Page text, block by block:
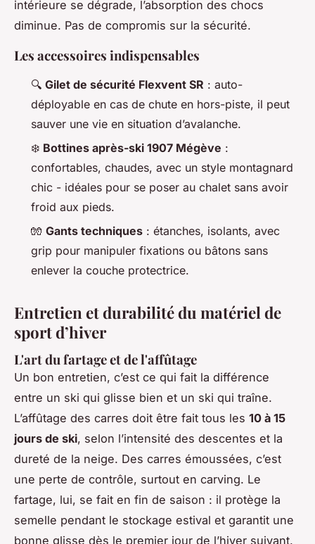
intérieure se dégrade, l’absorption des chocs
diminue. Pas de compromis sur la sécurité.
Les accessoires indispensables
🔍 Gilet de sécurité Flexvent SR : auto-
déployable en cas de chute en hors-piste, il peut
sauver une vie en situation d’avalanche.
❄️ Bottines après-ski 1907 Mégève :
confortables, chaudes, avec un style montagnard
chic - idéales pour se poser au chalet sans avoir
froid aux pieds.
🧤 Gants techniques : étanches, isolants, avec
grip pour manipuler fixations ou bâtons sans
enlever la couche protectrice.
Entretien et durabilité du matériel de
sport d’hiver
L'art du fartage et de l'affûtage
Un bon entretien, c’est ce qui fait la différence
entre un ski qui glisse bien et un ski qui traîne.
L’affûtage des carres doit être fait tous les 10 à 15
jours de ski, selon l’intensité des descentes et la
dureté de la neige. Des carres émoussées, c’est
une perte de contrôle, surtout en carving. Le
fartage, lui, se fait en fin de saison : il protège la
semelle pendant le stockage estival et garantit une
bonne glisse dès le premier jour de l’hiver suivant.